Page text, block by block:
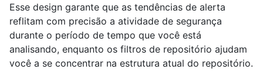
Esse design garante que as tendências de alerta
reflitam com precisão a atividade de segurança
durante o período de tempo que você está
analisando, enquanto os filtros de repositório ajudam
você a se concentrar na estrutura atual do repositório.